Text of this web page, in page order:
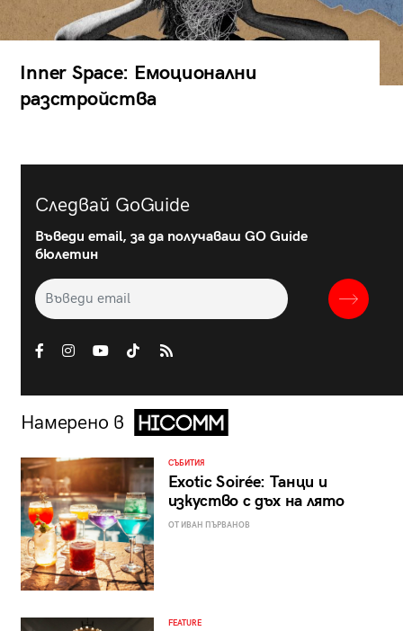
Inner Space: Емоционални
разстройства
Следвай GoGuide
Въведи email, за да получаваш GO Guide
бюлетин
Намерено в
СЪБИТИЯ
Exotic Soirée: Танци и
изкуство с дъх на лято
ОТ ИВАН ПЪРВАНОВ
FEATURE